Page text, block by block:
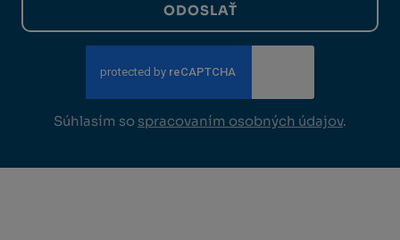
ODOSLAŤ
Súhlasím so spracovaním osobných údajov.